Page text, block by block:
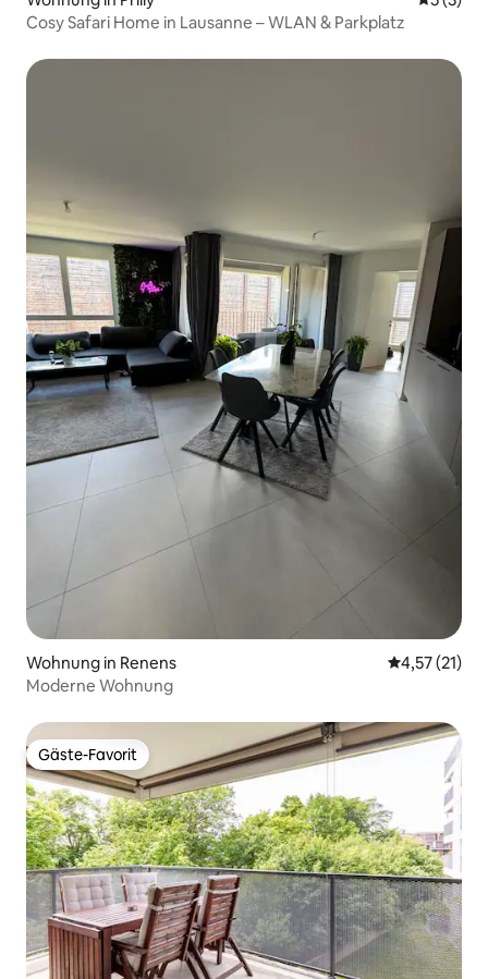
Cosy Safari Home in Lausanne – WLAN & Parkplatz
Wohnung in Renens
4,57 (21)
Moderne Wohnung
Gäste-Favorit
Gäste-Favorit